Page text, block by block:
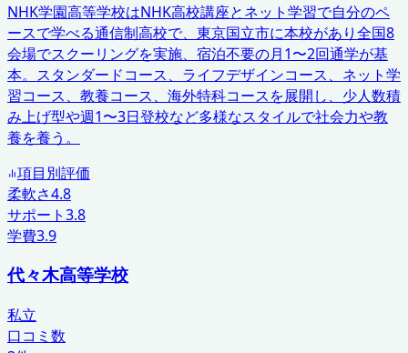
NHK学園高等学校はNHK高校講座とネット学習で自分のペ
ースで学べる通信制高校で、東京国立市に本校があり全国8
会場でスクーリングを実施、宿泊不要の月1〜2回通学が基
本。スタンダードコース、ライフデザインコース、ネット学
習コース、教養コース、海外特科コースを展開し、少人数積
み上げ型や週1〜3日登校など多様なスタイルで社会力や教
養を養う。
項目別評価
柔軟さ4.8
サポート3.8
学費3.9
代々木高等学校
私立
口コミ数